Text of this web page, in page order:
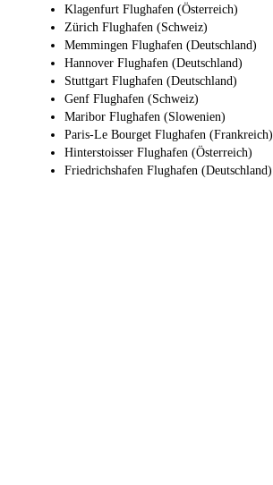
Klagenfurt Flughafen (Österreich)
Zürich Flughafen (Schweiz)
Memmingen Flughafen (Deutschland)
Hannover Flughafen (Deutschland)
Stuttgart Flughafen (Deutschland)
Genf Flughafen (Schweiz)
Maribor Flughafen (Slowenien)
Paris-Le Bourget Flughafen (Frankreich)
Hinterstoisser Flughafen (Österreich)
Friedrichshafen Flughafen (Deutschland)